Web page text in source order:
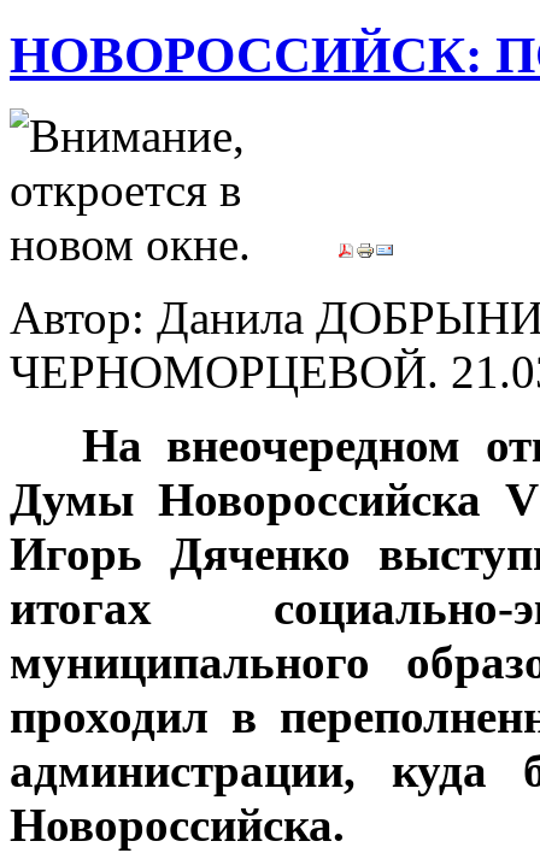
НОВОРОССИЙСК:
Автор: Данила
ЧЕРНОМОРЦЕВОЙ.
На внеочередном
Думы Новороссийска
Игорь Дяченко
итогах социально-
муниципального
проходил в
администрации,
Новороссийска.